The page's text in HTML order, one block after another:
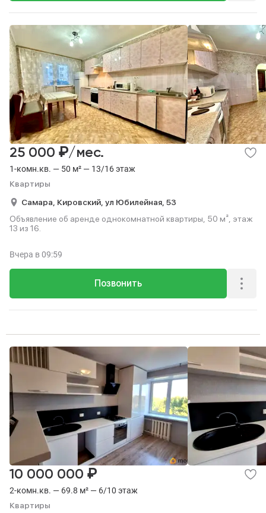
1-комн.кв. — 50 м² — 13/16 этаж
Квартиры
25 000 ₽/мес.
Самара, Кировский, ул Юбилейная, 53
Объявление об аренде однокомнатной квартиры, 50 м², этаж
13 из 16.
Позвонить
Вчера в 09:59
2-комн.кв. — 69.8 м² — 6/10 этаж
Квартиры
10 000 000 ₽